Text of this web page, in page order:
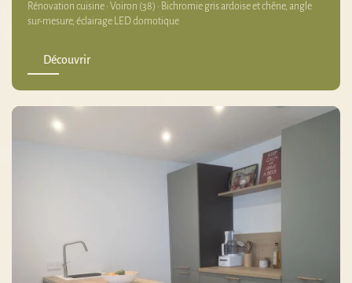
Rénovation cuisine · Voiron (38) · Bichromie gris ardoise et chêne, angle
sur-mesure, éclairage LED domotique
Découvrir